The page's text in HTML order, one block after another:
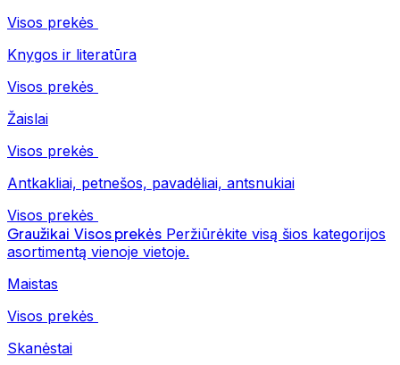
Visos prekės
Knygos ir literatūra
Visos prekės
Žaislai
Visos prekės
Antkakliai, petnešos, pavadėliai, antsnukiai
Visos prekės
Graužikai Visos prekės Peržiūrėkite visą šios kategorijos
asortimentą vienoje vietoje.
Maistas
Visos prekės
Skanėstai